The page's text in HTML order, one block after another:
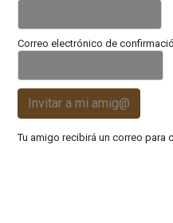
Correo electrónico de
Invitar a mi amig@
Tu amigo recibirá un correo para